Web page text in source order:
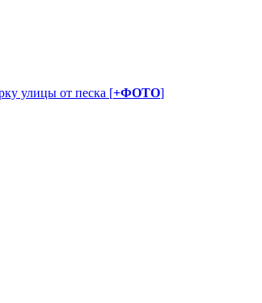
улицы от песка [+ФОТО]